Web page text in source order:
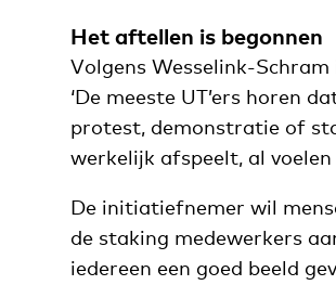
Het aftellen is begonnen
Volgens Wesselink-
‘De meeste UT’ers horen
protest, demonstratie of
werkelijk afspeelt, al
De initiatiefnemer wil
de staking medewerkers
iedereen een goed beeld